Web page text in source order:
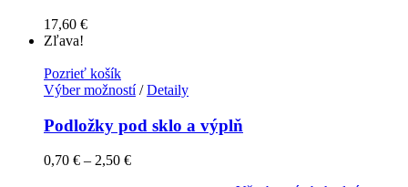
17,60 €
Zľava!
Pozrieť košík
Výber možností/ Detaily
Podložky pod sklo a výplň
0,70 € – 2,50 €